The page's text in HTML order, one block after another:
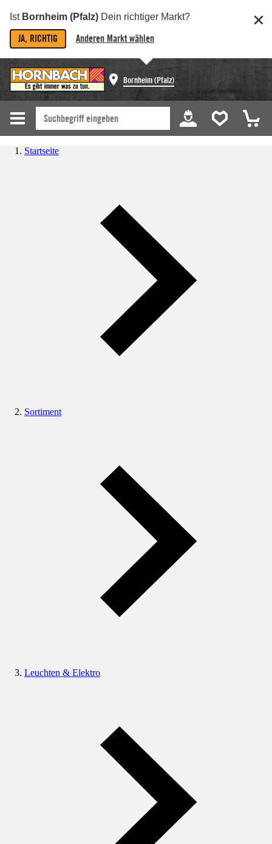
Ist Bornheim (Pfalz) Dein richtiger Markt?
JA, RICHTIG Anderen Markt wählen
Bornheim (Pfalz)
Startseite
Sortiment
Leuchten & Elektro